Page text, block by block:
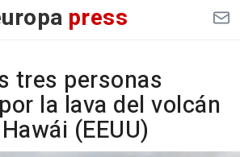
press
tres personas
la lava del volcán
(EEUU)